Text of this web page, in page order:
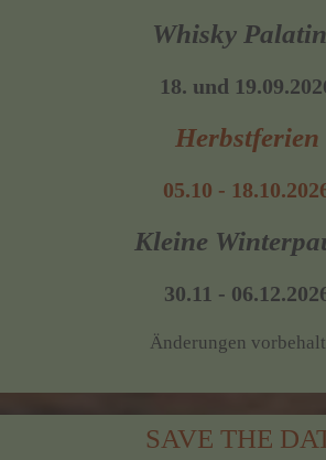
Whisky
18. und
Herbstferien
05.10 -
Kleine
30.11 -
Änderungen
SAVE THE